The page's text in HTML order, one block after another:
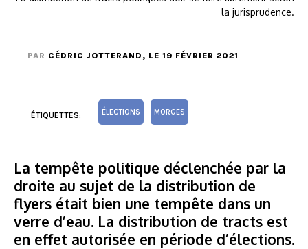
la jurisprudence.
PAR CÉDRIC JOTTERAND , LE 19 FÉVRIER 2021
ÉTIQUETTES: ÉLECTIONS MORGES
La tempête politique déclenchée par la
droite au sujet de la distribution de
flyers était bien une tempête dans un
verre d’eau. La distribution de tracts est
en effet autorisée en période d’élections.